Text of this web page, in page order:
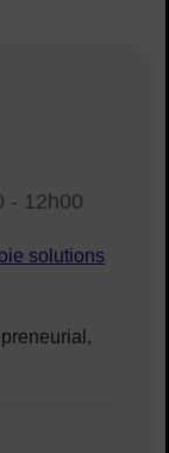
- 12h00
solutions